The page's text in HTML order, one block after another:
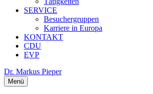
SERVICE
Besuchergruppen
Karriere in Europa
KONTAKT
CDU
EVP
Dr. Markus Pieper
Menü